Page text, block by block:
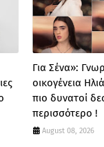
Για Σένα»:
οικογένεια
πιο δυνατοί
περισσότερο !
August 08, 2026